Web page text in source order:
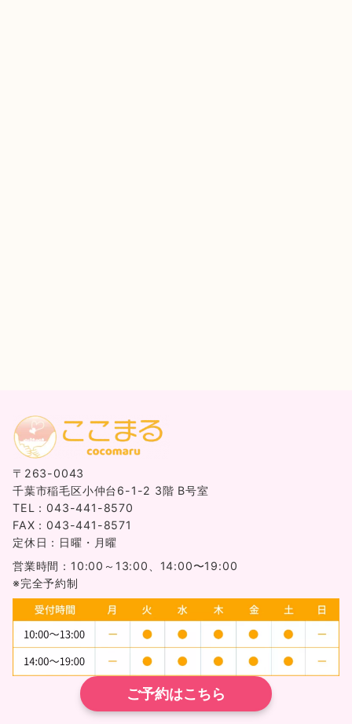
〒263-0043
千葉市稲毛区小仲台6-1-2 3階 B号室
TEL：043-441-8570
FAX：043-441-8571
定休日：日曜・月曜
営業時間：10:00～13:00、14:00〜19:00
※完全予約制
ご予約はこちら